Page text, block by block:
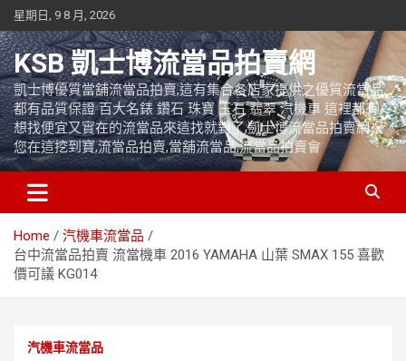
Skip
to
content
星期日, 9 8 月, 2026
KSB 凱士博流當品拍賣網
凱士博優質當舖流當品拍賣,這有集合各店家提供之優質流當品,
都有品質保證 百大名錶 鑽石 珠寶 玉石 翡翠 汽機車 這裡都有
想找便宜又實在的流當品來這找就對了,凱士博流當品拍賣網祝
您在這挖到寶,流當品拍賣,當舖流當品,流當品拍賣會
Home
汽機車流當品
台中流當品拍賣 流當機車 2016 YAMAHA 山葉 SMAX 155 喜歡
價可議 KG014
汽機車流當品